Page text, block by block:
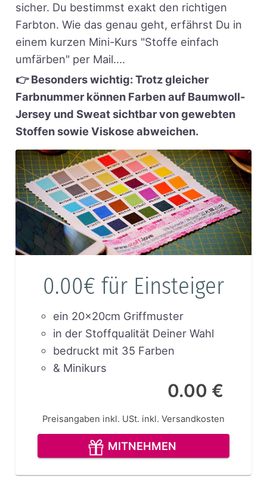
sicher. Du bestimmst exakt den richtigen
Farbton. Wie das genau geht, erfährst Du in
einem kurzen Mini-Kurs "Stoffe einfach
umfärben" per Mail....
👉 Besonders wichtig: Trotz gleicher
Farbnummer können Farben auf Baumwoll-
Jersey und Sweat sichtbar von gewebten
Stoffen sowie Viskose abweichen.
0.00€ für Einsteiger
ein 20x20cm Griffmuster
in der Stoffqualität Deiner Wahl
bedruckt mit 35 Farben
& Minikurs
0.00 €
Preisangaben inkl. USt. inkl. Versandkosten
MITNEHMEN